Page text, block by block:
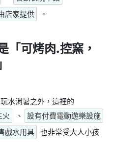
店家提供 。
「可烤肉.控窯，
水消暑之外，這裡的
火
、
設有付費電動遊樂設施
戲水用具
也非常受大人小孩